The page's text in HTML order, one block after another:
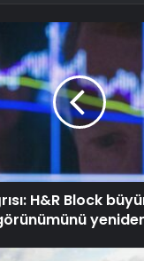
H&R Block